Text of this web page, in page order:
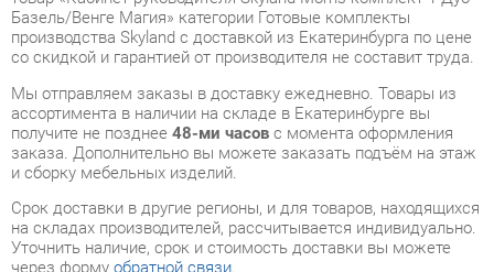
Мы отправляем заказы в доставку ежедневно. Товары из
ассортимента в наличии на складе в Екатеринбурге вы
получите не позднее48-ми часовс момента оформления
заказа. Дополнительно вы можете заказать подъём на этаж
и сборку мебельных изделий.
Срок доставки в другие регионы, и для товаров, находящихся
на складах производителей, рассчитывается индивидуально.
Уточнить наличие, срок и стоимость доставки вы можете
через формуобратной связи.
В любой момент до передачи заказа в доставку, а также в
течение 7-ми дней после получения заказа вы можете
изменить выборили принять решение об отказе от покупки.